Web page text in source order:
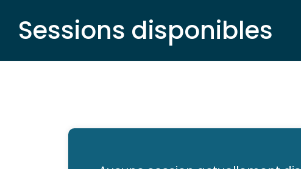
Sessions disponibles